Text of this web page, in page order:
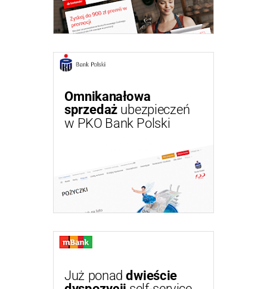
Omnikanałowa
sprzedaż ubezpieczeń
w PKO Bank Polski
Już ponaddwieście